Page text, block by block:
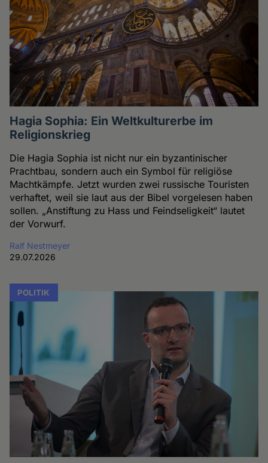
Hagia Sophia: Ein Weltkulturerbe im
Religionskrieg
Die Hagia Sophia ist nicht nur ein byzantinischer
Prachtbau, sondern auch ein Symbol für religiöse
Machtkämpfe. Jetzt wurden zwei russische Touristen
verhaftet, weil sie laut aus der Bibel vorgelesen haben
sollen. „Anstiftung zu Hass und Feindseligkeit“ lautet
der Vorwurf.
Ralf Nestmeyer
29.07.2026
POLITIK